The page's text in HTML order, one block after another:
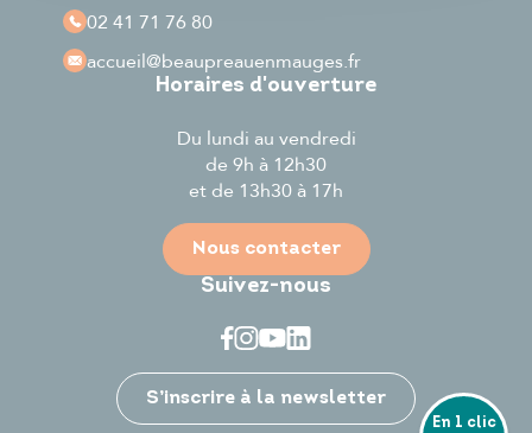
Je participe
02 41 71 76 80
accueil@beaupreauenmauges.fr
Horaires d'ouverture
Du lundi au vendredi
de 9h à 12h30
et de 13h30 à 17h
Nous contacter
Suivez-nous
S’inscrire à la newsletter
En 1 clic